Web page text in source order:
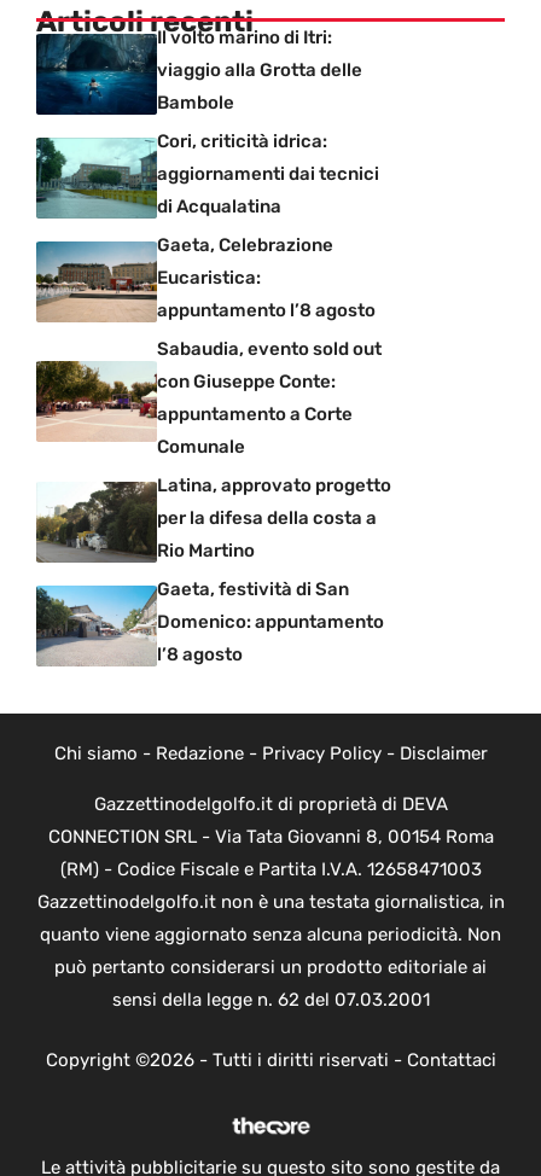
Articoli recenti
Il volto marino di Itri:
viaggio alla Grotta delle
Bambole
Cori, criticità idrica:
aggiornamenti dai tecnici
di Acqualatina
Gaeta, Celebrazione
Eucaristica:
appuntamento l’8 agosto
Sabaudia, evento sold out
con Giuseppe Conte:
appuntamento a Corte
Comunale
Latina, approvato progetto
per la difesa della costa a
Rio Martino
Gaeta, festività di San
Domenico: appuntamento
l’8 agosto
Chi siamo - Redazione- Privacy Policy- Disclaimer
Gazzettinodelgolfo.it di proprietà di DEVA
CONNECTION SRL - Via Tata Giovanni 8, 00154 Roma
(RM) - Codice Fiscale e Partita I.V.A. 12658471003
Gazzettinodelgolfo.it non è una testata giornalistica, in
quanto viene aggiornato senza alcuna periodicità. Non
può pertanto considerarsi un prodotto editoriale ai
sensi della legge n. 62 del 07.03.2001
Copyright ©2026 - Tutti i diritti riservati - Contattaci
Le attività pubblicitarie su questo sito sono gestite da